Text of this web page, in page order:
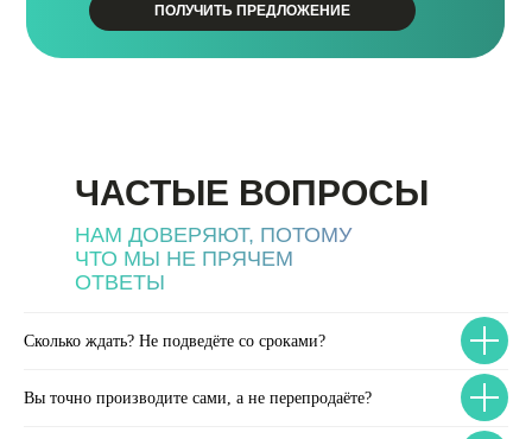
ПОЛУЧИТЬ ПРЕДЛОЖЕНИЕ
НАМ ДОВЕРЯЮТ, ПОТОМУ
ЧТО МЫ НЕ ПРЯЧЕМ
ОТВЕТЫ
ЧАСТЫЕ ВОПРОСЫ
Сколько ждать? Не подведёте со сроками?
Вы точно производите сами, а не перепродаёте?